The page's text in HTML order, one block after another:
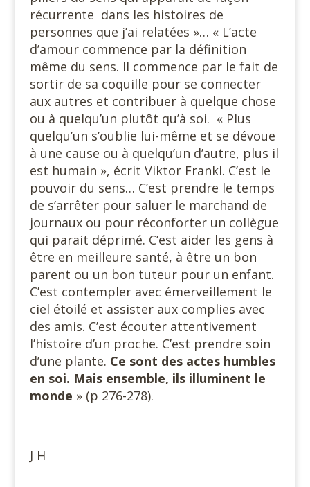
récurrente dans les histoires de
personnes que j’ai relatées »… « L’acte
d’amour commence par la définition
même du sens. Il commence par le fait de
sortir de sa coquille pour se connecter
aux autres et contribuer à quelque chose
ou à quelqu’un plutôt qu’à soi. « Plus
quelqu’un s’oublie lui-même et se dévoue
à une cause ou à quelqu’un d’autre, plus il
est humain », écrit Viktor Frankl. C’est le
pouvoir du sens… C’est prendre le temps
de s’arrêter pour saluer le marchand de
journaux ou pour réconforter un collègue
qui parait déprimé. C’est aider les gens à
être en meilleure santé, à être un bon
parent ou un bon tuteur pour un enfant.
C’est contempler avec émerveillement le
ciel étoilé et assister aux complies avec
des amis. C’est écouter attentivement
l’histoire d’un proche. C’est prendre soin
d’une plante. Ce sont des actes humbles
en soi. Mais ensemble, ils illuminent le
monde » (p 276-278).
J H